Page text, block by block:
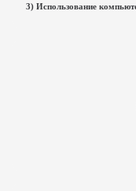
3) Использование